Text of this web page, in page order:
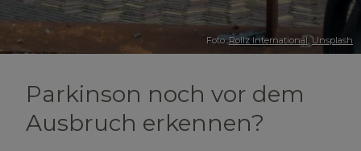
Foto:Rollz International,Unsplash
Parkinson noch vor dem
Ausbruch erkennen?